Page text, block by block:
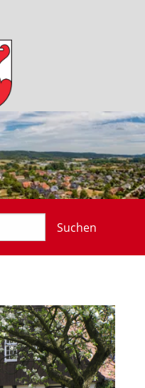
Suchen